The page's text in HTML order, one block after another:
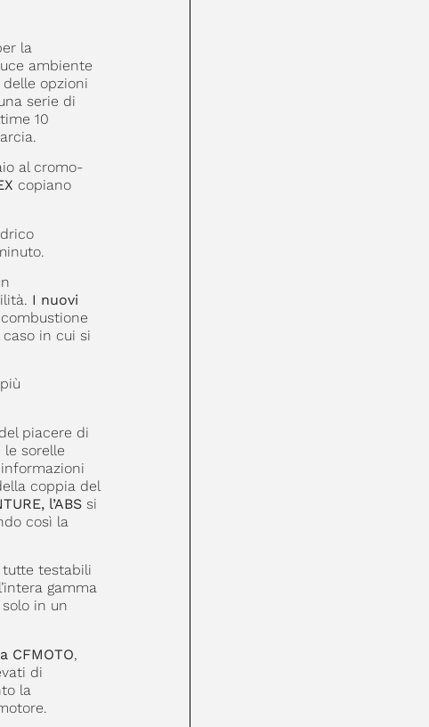
la
ambiente
opzioni
serie di
10
al cromo-
copiano
I nuovi
in cui si
piacere di
sorelle
coppia del
l’ABSsi
così la
tutte testabili
gamma
in un
CFMOTO,
di
la